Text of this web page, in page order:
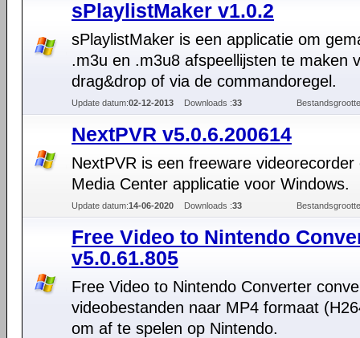
sPlaylistMaker v1.0.2
sPlaylistMaker is een applicatie om
.m3u en .m3u8 afspeellijsten te maken
drag&drop of via de commandoregel.
Update datum:02-12-2013 Downloads :33
NextPVR v5.0.6.200614
NextPVR is een freeware videorecorder
Media Center applicatie voor Windows.
Update datum:14-06-2020 Downloads :33
Free Video to Nintendo
v5.0.61.805
Free Video to Nintendo Converter
videobestanden naar MP4 formaat
om af te spelen op Nintendo.